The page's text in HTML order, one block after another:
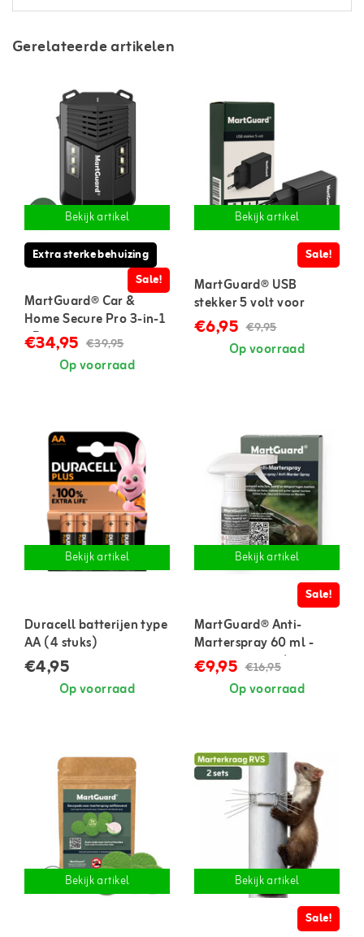
Gerelateerde artikelen
Bekijk artikel
Extra sterke behuizing
Sale!
MartGuard® Car &
Home Secure Pro 3-in-1
- Premium
marterverjager
€34,95 €39,95
Op voorraad
Bekijk artikel
Sale!
MartGuard® USB
stekker 5 volt voor
marterverjager
€6,95 €9,95
Op voorraad
Bekijk artikel
Duracell batterijen type
AA (4 stuks)
€4,95
Op voorraad
Bekijk artikel
Sale!
MartGuard® Anti-
Marterspray 60 ml -
geconcentreerd
€9,95 €16,95
Op voorraad
Bekijk artikel
Bekijk artikel
Sale!